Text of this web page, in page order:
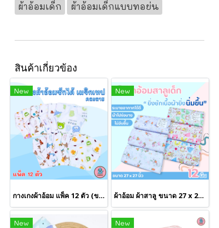
ผ้าอ้อมเด็ก ผ้าอ้อมเด็กแบบทอย่น
สินค้าเกี่ยวข้อง
New
กางเกงผ้าอ้อม แพ็ค 12 ตัว (ขายส่ง 100 เเพคขึ้นไป)
New
ผ้าอ้อม ผ้าสาลู ขนาด 27 x 27 นิ้ว * แพ็ค 12 ผืน* (ขายส่ง 12 เเพค ขึ้นไป)
New New